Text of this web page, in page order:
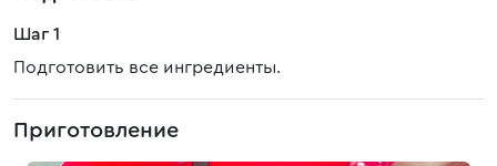
Шаг 1
Подготовить все ингредиенты.
Приготовление